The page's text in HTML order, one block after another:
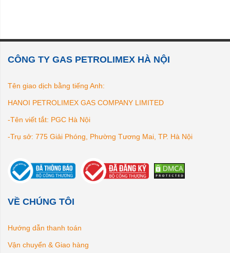
CÔNG TY GAS PETROLIMEX HÀ NỘI
Tên giao dịch bằng tiếng Anh:
HANOI PETROLIMEX GAS COMPANY LIMITED
-Tên viết tắt: PGC Hà Nội
-Trụ sở: 775 Giải Phóng, Phường Tương Mai, TP. Hà Nội
VỀ CHÚNG TÔI
Hướng dẫn thanh toán
Vận chuyển & Giao hàng